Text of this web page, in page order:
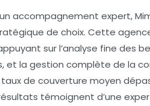
accompagnement expert,
de choix. Cette
sur l’analyse fine des
et la gestion complète de la
de couverture moyen
témoignent d’une